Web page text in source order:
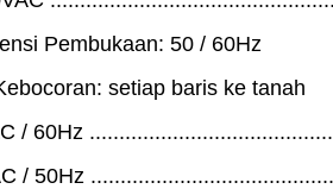
Pembukaan: 50 / 60Hz
setiap baris ke tanah
/ 60Hz
/ 50Hz